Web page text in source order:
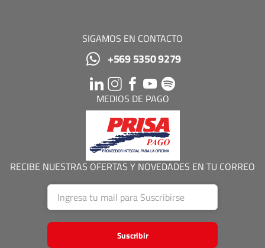
SIGAMOS EN CONTACTO
+569 5350 9279
MEDIOS DE PAGO
RECIBE NUESTRAS OFERTAS Y NOVEDADES EN TU CORREO
Suscribir